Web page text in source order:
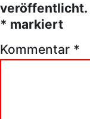
veröffentlicht.
* markiert
Kommentar *